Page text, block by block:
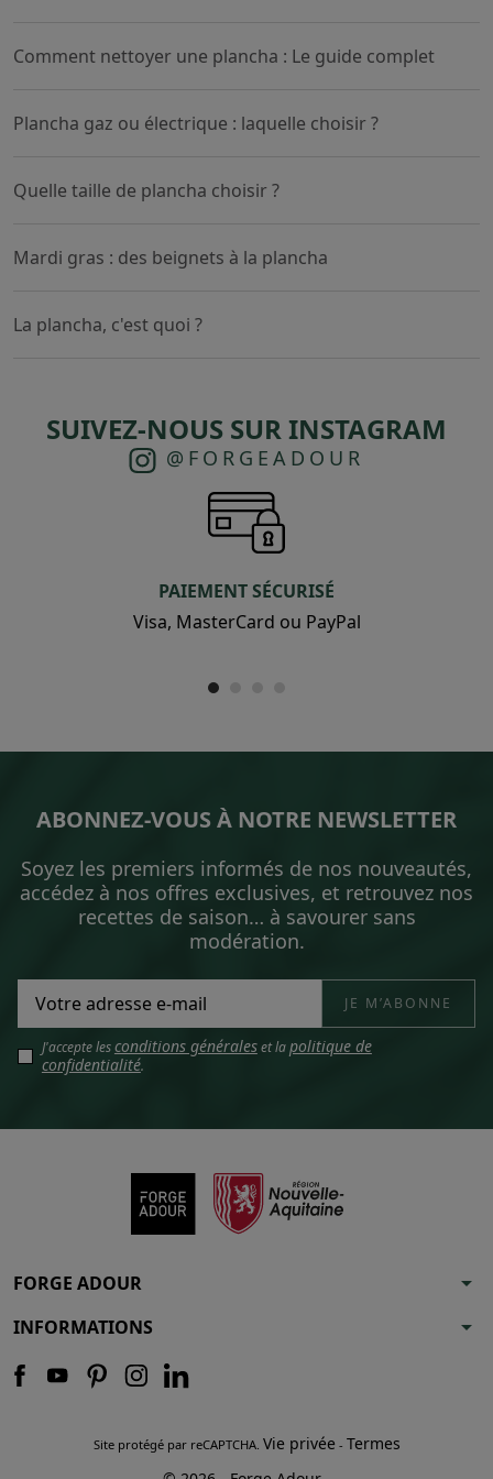
Comment nettoyer une plancha : Le guide complet
Plancha gaz ou électrique : laquelle choisir ?
Quelle taille de plancha choisir ?
Mardi gras : des beignets à la plancha
La plancha, c'est quoi ?
SUIVEZ-NOUS SUR INSTAGRAM
@FORGEADOUR
PAIEMENT SÉCURISÉ
Visa, MasterCard ou PayPal
ABONNEZ-VOUS À NOTRE NEWSLETTER
Soyez les premiers informés de nos nouveautés,
accédez à nos offres exclusives, et retrouvez nos
recettes de saison… à savourer sans
modération.
J'accepte lesconditions généraleset lapolitique de
confidentialité.
FORGE ADOUR arrow_drop_down
INFORMATIONS arrow_drop_down
Site protégé par reCAPTCHA. Vie privée - Termes